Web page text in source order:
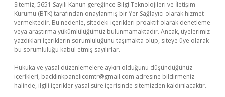
Sitemiz, 5651 Sayılı Kanun gereğince Bilgi Teknolojileri ve İletişim
Kurumu (BTK) tarafından onaylanmış bir Yer Sağlayıcı olarak hizmet
vermektedir. Bu nedenle, sitedeki içerikleri proaktif olarak denetleme
veya araştırma yükümlülüğümüz bulunmamaktadır. Ancak, üyelerimiz
yazdıkları içeriklerin sorumluluğunu taşımakta olup, siteye üye olarak
bu sorumluluğu kabul etmiş sayılırlar.
Hukuka ve yasal düzenlemelere aykırı olduğunu düşündüğünüz
içerikleri, backlinkpanelicomtr@gmail.com adresine bildirmeniz
halinde, ilgili içerikler yasal süre içerisinde sitemizden kaldırılacaktır.